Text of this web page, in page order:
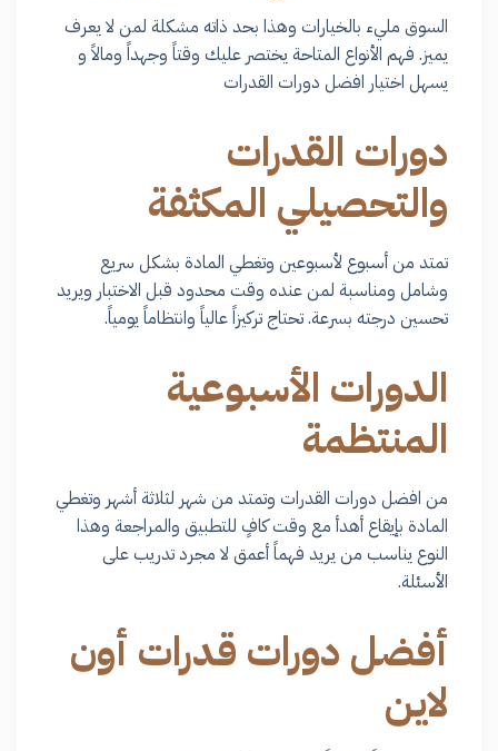
السوق مليء بالخيارات وهذا بحد ذاته مشكلة لمن لا يعرف
يميز. فهم الأنواع المتاحة يختصر عليك وقتاً وجهداً ومالاً و
يسهل اختيار افضل دورات القدرات
دورات القدرات
والتحصيلي المكثفة
تمتد من أسبوع لأسبوعين وتغطي المادة بشكل سريع
وشامل ومناسبة لمن عنده وقت محدود قبل الاختبار ويريد
تحسين درجته بسرعة. تحتاج تركيزاً عالياً وانتظاماً يومياً.
الدورات الأسبوعية
المنتظمة
من افضل دورات القدرات وتمتد من شهر لثلاثة أشهر وتغطي
المادة بإيقاع أهدأ مع وقت كافٍ للتطبيق والمراجعة وهذا
النوع يناسب من يريد فهماً أعمق لا مجرد تدريب على
الأسئلة.
أفضل دورات قدرات أون
لاين